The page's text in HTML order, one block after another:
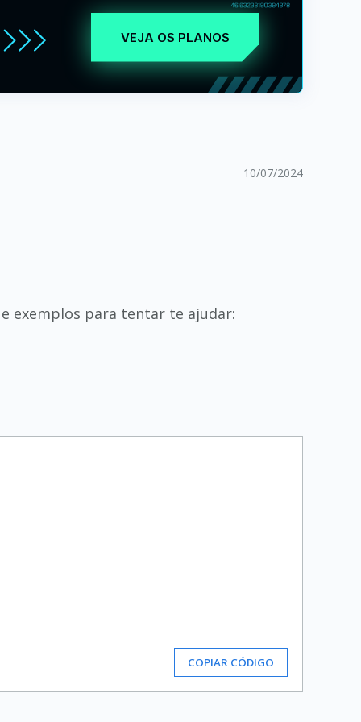
VEJA OS PLANOS
10/07/2024
exemplos para tentar te ajudar:
COPIAR CÓDIGO